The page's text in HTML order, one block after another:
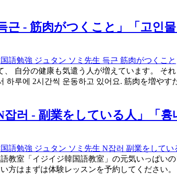
- 筋肉がつくこと」「고인물
語勉強 ジュタン ソミ先生 득근 筋肉がつくこと
、 自分の健康も気遣う人が増えています。 そ
하루에 2시간씩 운동하고 있어요. 筋肉を増や
러 - 副業をしている人」「흉
語勉強 ジュタン ソミ先生 N잡러 副業をしてい
教室「イジイジ韓国語教室」の元気いっぱい
方はまずは体験レッスンを予約してください